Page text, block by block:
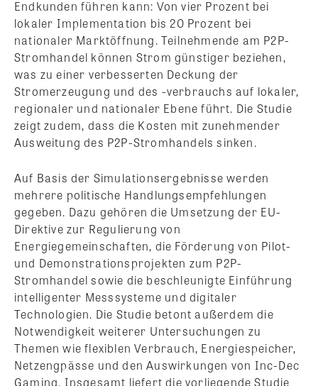
Endkunden führen kann: Von vier Prozent bei
lokaler Implementation bis 20 Prozent bei
nationaler Marktöffnung. Teilnehmende am P2P-
Stromhandel können Strom günstiger beziehen,
was zu einer verbesserten Deckung der
Stromerzeugung und des -verbrauchs auf lokaler,
regionaler und nationaler Ebene führt. Die Studie
zeigt zudem, dass die Kosten mit zunehmender
Ausweitung des P2P-Stromhandels sinken.
Auf Basis der Simulationsergebnisse werden
mehrere politische Handlungsempfehlungen
gegeben. Dazu gehören die Umsetzung der EU-
Direktive zur Regulierung von
Energiegemeinschaften, die Förderung von Pilot-
und Demonstrationsprojekten zum P2P-
Stromhandel sowie die beschleunigte Einführung
intelligenter Messsysteme und digitaler
Technologien. Die Studie betont außerdem die
Notwendigkeit weiterer Untersuchungen zu
Themen wie flexiblen Verbrauch, Energiespeicher,
Netzengpässe und den Auswirkungen von Inc-Dec
Gaming. Insgesamt liefert die vorliegende Studie